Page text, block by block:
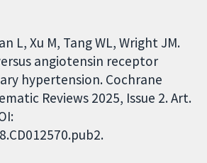
L, Xu M, Tang WL, Wright JM.
angiotensin receptor
hypertension. Cochrane
Reviews 2025, Issue 2. Art.